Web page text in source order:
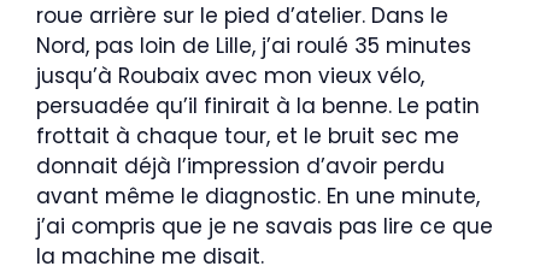
roue arrière sur le pied d’atelier. Dans le
Nord, pas loin de Lille, j’ai roulé 35 minutes
jusqu’à Roubaix avec mon vieux vélo,
persuadée qu’il finirait à la benne. Le patin
frottait à chaque tour, et le bruit sec me
donnait déjà l’impression d’avoir perdu
avant même le diagnostic. En une minute,
j’ai compris que je ne savais pas lire ce que
la machine me disait.